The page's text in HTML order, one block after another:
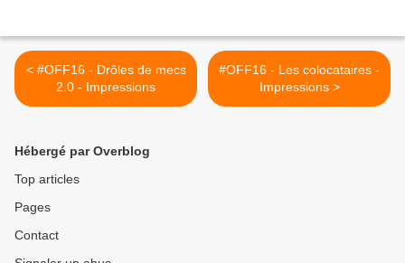
< #OFF16 - Drôles de mecs
2.0 - Impressions
#OFF16 - Les colocataires -
Impressions >
Hébergé par Overblog
Top articles
Pages
Contact